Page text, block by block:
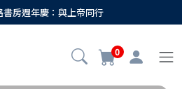
書房週年慶：與上帝同行
0